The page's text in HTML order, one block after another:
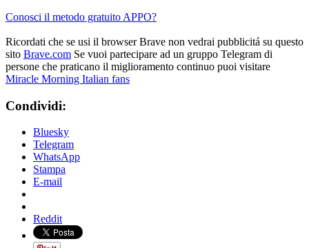
Conosci il metodo gratuito APPO?
Ricordati che se usi il browser Brave non vedrai pubblicitá su questo
sito Brave.com Se vuoi partecipare ad un gruppo Telegram di
persone che praticano il miglioramento continuo puoi visitare
Miracle Morning Italian fans
Condividi:
Bluesky
Telegram
WhatsApp
Stampa
E-mail
Reddit